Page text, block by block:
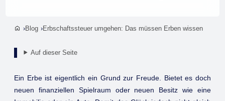
Blog Erbschaftssteuer umgehen: Das müssen Erben wissen
Auf dieser Seite
Ein Erbe ist eigentlich ein Grund zur Freude. Bietet es doch
neuen finanziellen Spielraum oder neuen Besitz wie eine